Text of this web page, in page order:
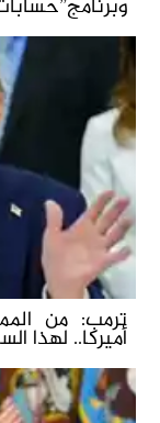
ترمب: من
أميركا.. لهذا